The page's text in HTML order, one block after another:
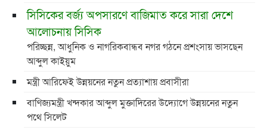
সিসিকের বর্জ্য অপসারণে বাজিমাত করে সারা দেশে
আলোচনায় সিসিক
পরিচ্ছন্ন, আধুনিক ও নাগরিকবান্ধব নগর গঠনে প্রশংসায় ভাসছেন
আব্দুল কাইয়ুম
মন্ত্রী আরিফেই উন্নয়নের নতুন প্রত্যাশায় প্রবাসীরা
বাণিজ্যমন্ত্রী খন্দকার আব্দুল মুক্তাদিরের উদ্যোগে উন্নয়নের নতুন
পথে সিলেট